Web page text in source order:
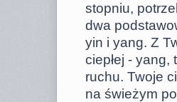
stopniu,
dwa
yin i yang. Z
ciepłej -
ruchu. Twoje
na świeżym